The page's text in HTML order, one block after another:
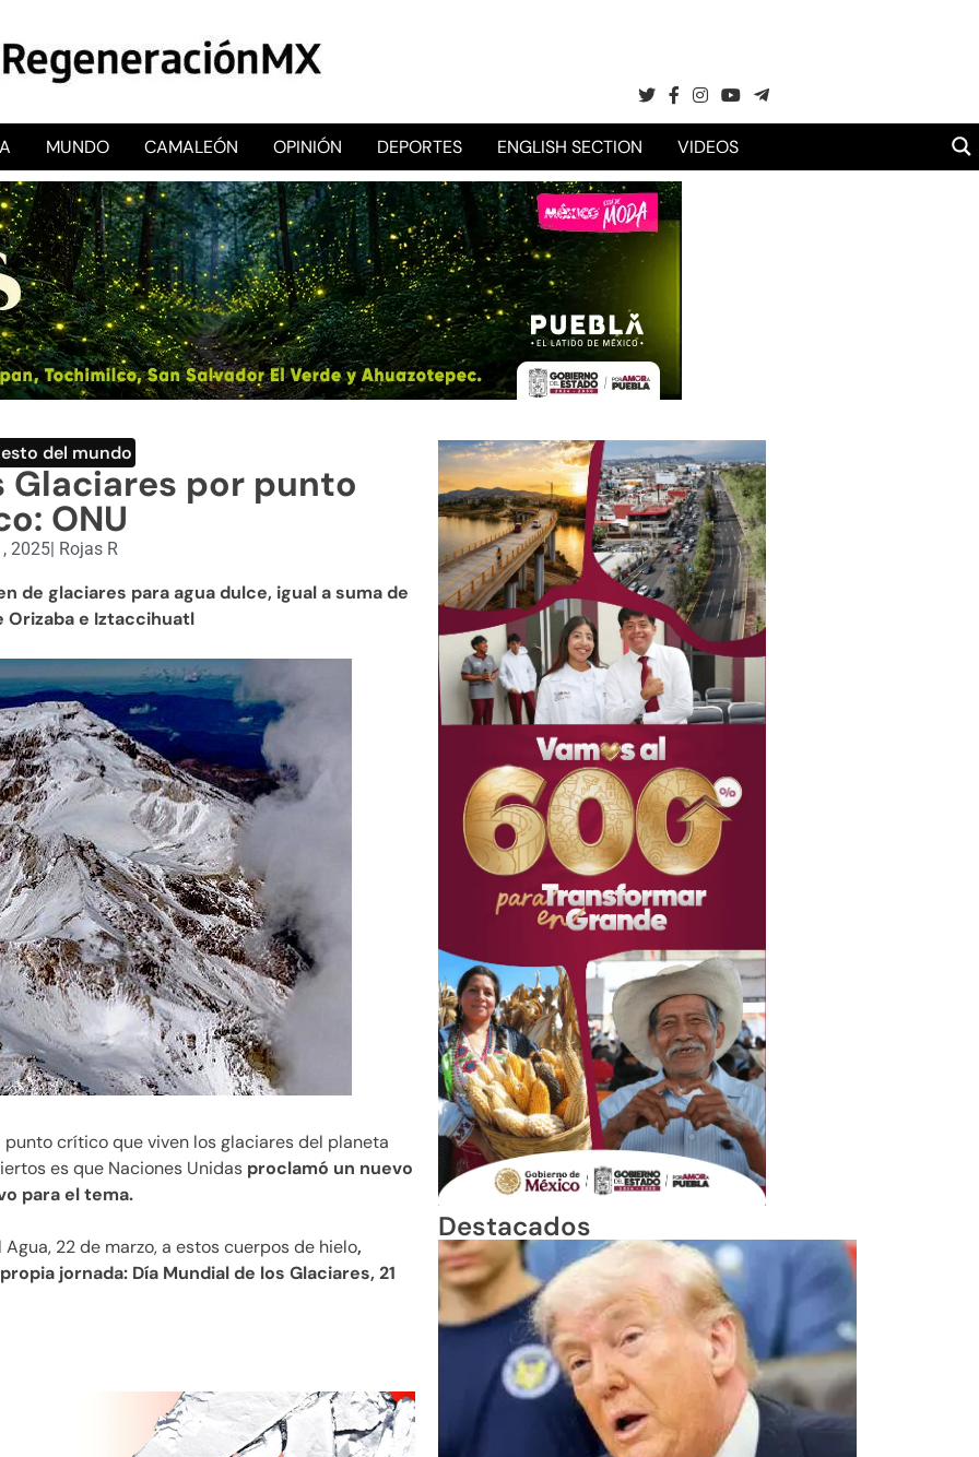
RegeneraciónMX
Sitio de noticias libre e independiente
MUNDO CAMALEÓN OPINIÓN DEPORTES ENGLISH SECTION VIDEOS
del mundo
Glaciares por punto
ONU
2025 Rojas R
de glaciares para agua dulce, igual a suma de
Orizaba e Iztaccihuatl
crítico que viven los glaciares del planeta
es que Naciones Unidas proclamó un nuevo
para el tema.
22 de marzo, a estos cuerpos de hielo,
jornada: Día Mundial de los Glaciares, 21
Destacados